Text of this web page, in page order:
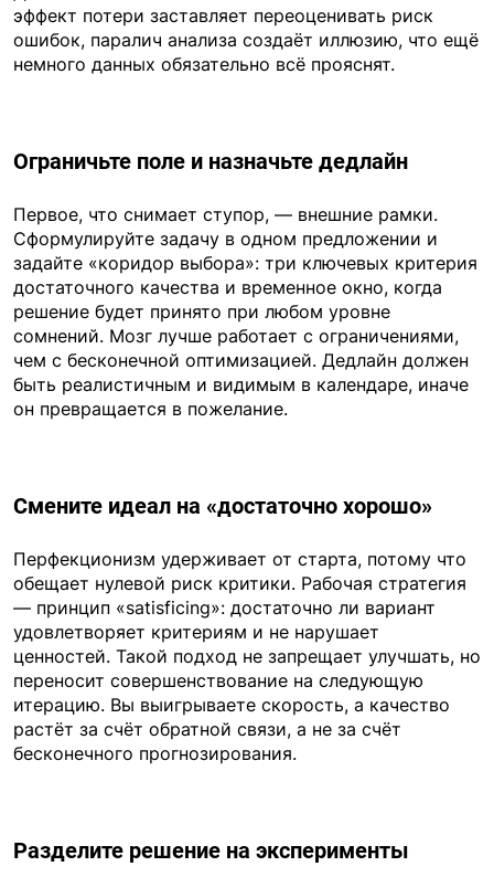
эффект потери заставляет переоценивать риск
ошибок, паралич анализа создаёт иллюзию, что ещё
немного данных обязательно всё прояснят.
Ограничьте поле и назначьте дедлайн
Первое, что снимает ступор, — внешние рамки.
Сформулируйте задачу в одном предложении и
задайте «коридор выбора»: три ключевых критерия
достаточного качества и временное окно, когда
решение будет принято при любом уровне
сомнений. Мозг лучше работает с ограничениями,
чем с бесконечной оптимизацией. Дедлайн должен
быть реалистичным и видимым в календаре, иначе
он превращается в пожелание.
Смените идеал на «достаточно хорошо»
Перфекционизм удерживает от старта, потому что
обещает нулевой риск критики. Рабочая стратегия
— принцип «satisficing»: достаточно ли вариант
удовлетворяет критериям и не нарушает
ценностей. Такой подход не запрещает улучшать, но
переносит совершенствование на следующую
итерацию. Вы выигрываете скорость, а качество
растёт за счёт обратной связи, а не за счёт
бесконечного прогнозирования.
Разделите решение на эксперименты